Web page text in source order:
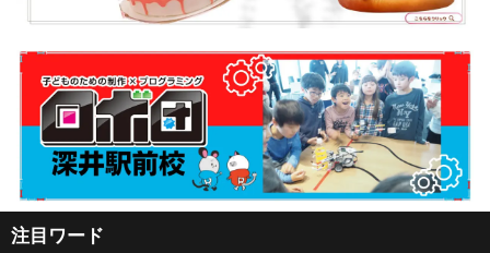
注目ワード